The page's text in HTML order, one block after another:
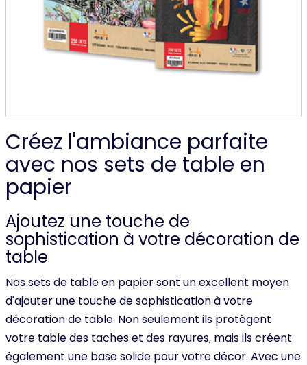
Créez l'ambiance parfaite
avec nos sets de table en
papier
Ajoutez une touche de
sophistication à votre décoration de
table
Nos sets de table en papier sont un excellent moyen
d'ajouter une touche de sophistication à votre
décoration de table. Non seulement ils protègent
votre table des taches et des rayures, mais ils créent
également une base solide pour votre décor. Avec une